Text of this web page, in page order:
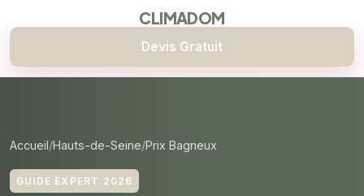
CLIMADOM
Devis Gratuit
Accueil Hauts-de-Seine Prix Bagneux
GUIDE EXPERT 2026